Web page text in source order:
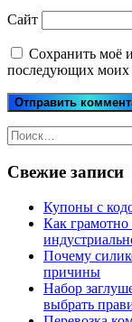
Сайт
Сохранить моё
последующих моих
Найти:
Свежие записи
Купоны c
Как грамотно
Почему
причины
Набор
выбрать